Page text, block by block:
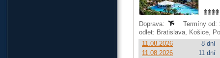
Doprava:
Termíny od:
odlet: Bratislava, Košice,
11.08.2026
8 dní
11.08.2026
11 dní